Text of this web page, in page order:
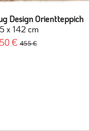
Design Orientteppich
x 142 cm
€ 455 €